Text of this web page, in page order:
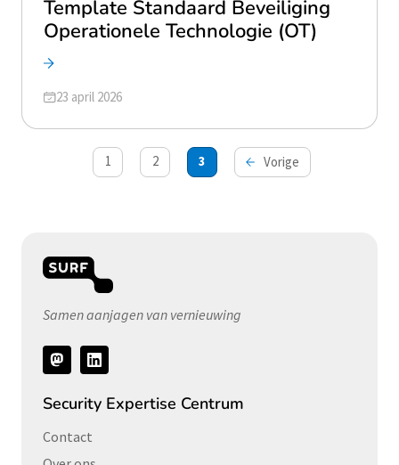
Template Standaard Beveiliging
Operationele Technologie (OT)
Geüpdatet op
23 april 2026
Berichten
Vorige
1 2 3
Samen aanjagen van vernieuwing
Volg
ons
Security Expertise Centrum
Contact